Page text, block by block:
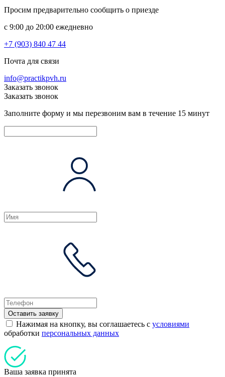
Просим предварительно сообщить о приезде
c 9:00 до 20:00 ежедневно
+7 (903) 840 47 44
Почта для связи
info@practikpvh.ru
Заказать звонок
Заказать звонок
Заполните форму и мы перезвоним вам в течение 15 минут
Оставить заявку
Нажимая на кнопку, вы соглашаетесь с условиями
обработки персональных данных
Ваша заявка принята